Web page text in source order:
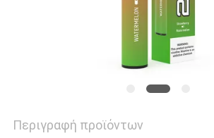
Περιγραφή προϊόντων